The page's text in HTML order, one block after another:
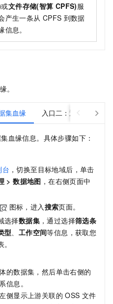
或文件存储(智算 CPFS)服
产生一条从 CPFS 到数据
信息。
。
集血缘 入口二：通过PAI查看
血缘信息。具体步骤如下：
台 ，切换至目标地域后，单击
>数据地图 ，在右侧页面中
图标，进入搜索页面。
选择数据集 ，通过选择筛选条
型、 工作空间等信息，获取您
的数据集，然后单击右侧的
信息。
侧显示上游关联的 OSS 文件